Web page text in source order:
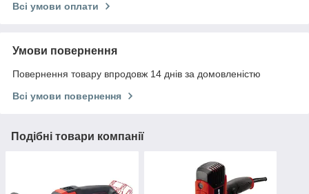
Всі умови оплати
Умови повернення
Повернення товару впродовж 14 днів за домовленістю
Всі умови повернення
Подібні товари компанії